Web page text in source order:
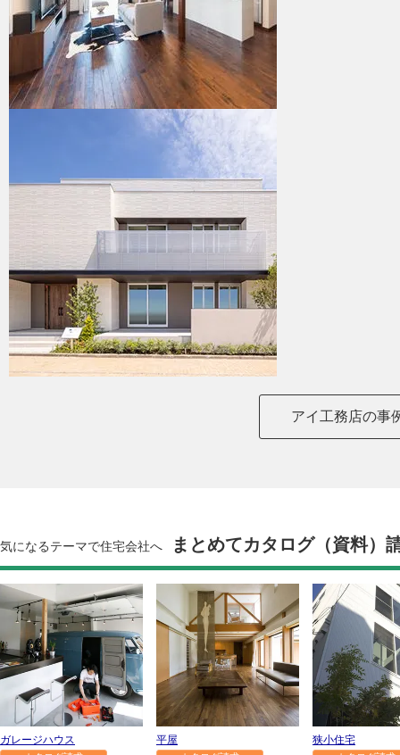
アイ工務店の事
気になるテーマで住宅会社へ まとめてカタログ（資料）
ガレージハウス
平屋
狭小住宅